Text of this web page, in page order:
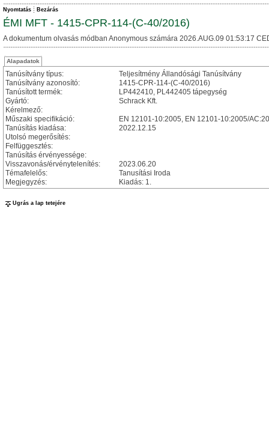
Nyomtatás Bezárás
ÉMI MFT - 1415-CPR-114-(C-40/2016)
A dokumentum olvasás módban Anonymous számára 2026.AUG.09 01:53:17
Alapadatok
Tanúsítvány típus:
Teljesítmény Állandósági Tanúsítvány
Tanúsítvány azonosító:
1415-CPR-114-(C-40/2016)
Tanúsított termék:
LP442410, PL442405 tápegység
Gyártó:
Schrack Kft.
Kérelmező:
Műszaki specifikáció:
EN 12101-10:2005, EN 12101-10:2005/
Tanúsítás kiadása:
2022.12.15
Utolsó megerősítés:
Felfüggesztés:
Tanúsítás érvényessége:
Visszavonás/érvénytelenítés:
2023.06.20
Témafelelős:
Tanusítási Iroda
Megjegyzés:
Kiadás: 1.
Ugrás a lap tetejére